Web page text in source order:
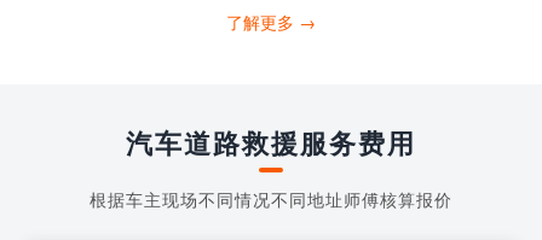
打4006363122请求送油人员来帮助你。
了解更多 →
汽车道路救援服务费用
根据车主现场不同情况不同地址师傅核算报价